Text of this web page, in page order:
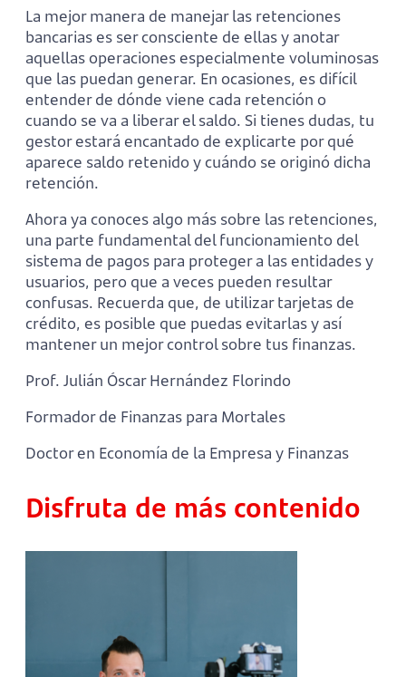
La mejor manera de manejar las retenciones
bancarias es ser consciente de ellas y anotar
aquellas operaciones especialmente voluminosas
que las puedan generar. En ocasiones, es difícil
entender de dónde viene cada retención o
cuando se va a liberar el saldo. Si tienes dudas, tu
gestor estará encantado de explicarte por qué
aparece saldo retenido y cuándo se originó dicha
retención.
Ahora ya conoces algo más sobre las retenciones,
una parte fundamental del funcionamiento del
sistema de pagos para proteger a las entidades y
usuarios, pero que a veces pueden resultar
confusas. Recuerda que, de utilizar tarjetas de
crédito, es posible que puedas evitarlas y así
mantener un mejor control sobre tus finanzas.
Prof. Julián Óscar Hernández Florindo
Formador de Finanzas para Mortales
Doctor en Economía de la Empresa y Finanzas
Disfruta de más contenido